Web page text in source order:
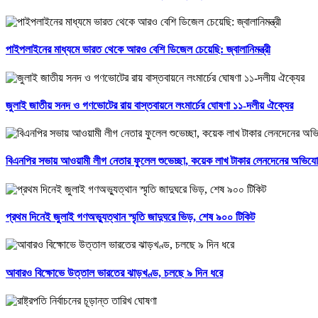
পাইপলাইনের মাধ্যমে ভারত থেকে আরও বেশি ডিজেল চেয়েছি: জ্বালানিমন্ত্রী
জুলাই জাতীয় সনদ ও গণভোটের রায় বাস্তবায়নে লংমার্চের ঘোষণা ১১-দলীয় ঐক্যের
বিএনপির সভায় আওয়ামী লীগ নেতার ফুলেল শুভেচ্ছা, কয়েক লাখ টাকার লেনদেনের
প্রথম দিনেই জুলাই গণঅভ্যুত্থান স্মৃতি জাদুঘরে ভিড়, শেষ ৯০০ টিকিট
আবারও বিক্ষোভে উত্তাল ভারতের ঝাড়খণ্ড, চলছে ৯ দিন ধরে